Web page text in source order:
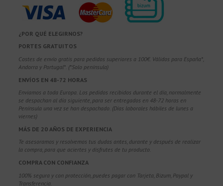
¿POR QUÉ ELEGIRNOS?
PORTES GRATUITOS
Costes de envío gratis para pedidos superiores a 100€. Válidos para España*,
Andorra y Portugal*. (*Solo península)
ENVÍOS EN 48-72 HORAS
Enviamos a toda Europa. Los pedidos recibidos durante el día, normalmente
se despachan al día siguiente, para ser entregados en 48-72 horas en
Península una vez se han despachado. (Días laborales hábiles de lunes a
viernes)
MÁS DE 20 AÑOS DE EXPERIENCIA
Te asesoramos y resolvemos tus dudas antes, durante y después de realizar
la compra, para que aciertes y disfrutes de tu producto.
COMPRA CON CONFIANZA
100% segura y con protección, puedes pagar con Tarjeta, Bizum, Paypal y
Transferencia.